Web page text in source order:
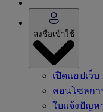
ลงชื่อเข้าใช้
เปิดแอปเว็บ
คอนโซลกา
ใบแจ้งปัญห